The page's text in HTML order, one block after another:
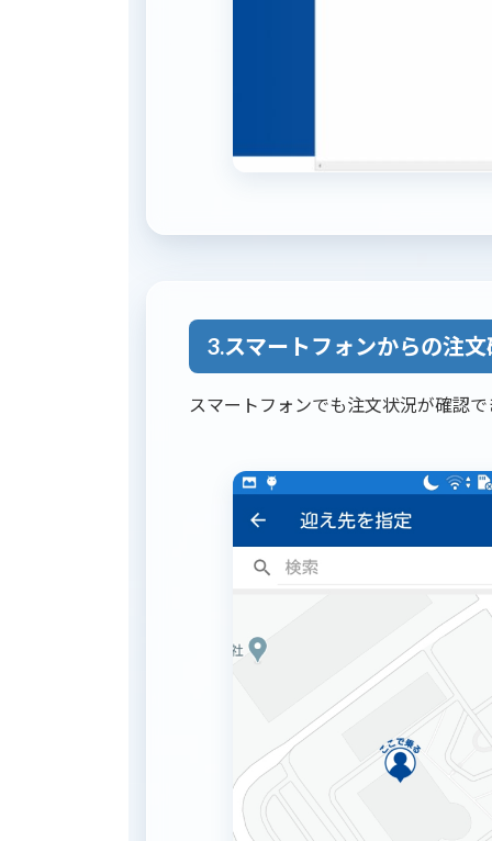
3.スマートフォンからの注
スマートフォンでも注文状況が確認で